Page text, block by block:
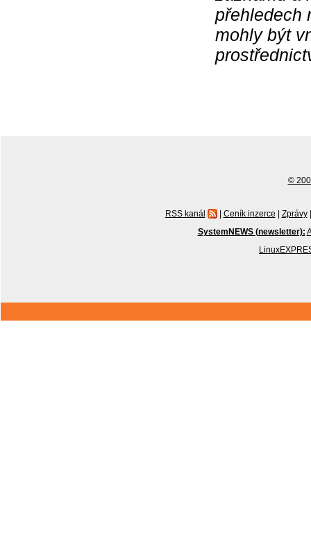
přehledech
mohly být
©
RSS kanál | Ceník inzerce | Zprávy |
SystemNEWS (newsletter):